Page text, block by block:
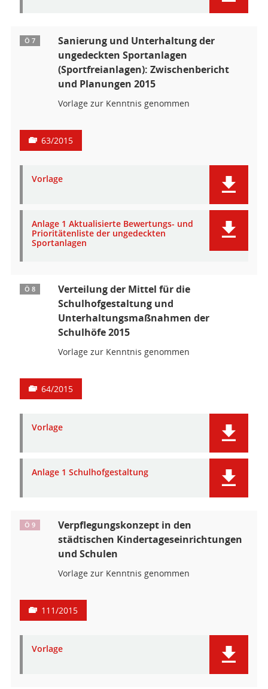
Ö 7
Sanierung und Unterhaltung der
ungedeckten Sportanlagen
(Sportfreianlagen): Zwischenbericht
und Planungen 2015
Vorlage zur Kenntnis genommen
63/2015
Vorlage
Anlage 1 Aktualisierte Bewertungs- und
Prioritätenliste der ungedeckten
Sportanlagen
Ö 8
Verteilung der Mittel für die
Schulhofgestaltung und
Unterhaltungsmaßnahmen der
Schulhöfe 2015
Vorlage zur Kenntnis genommen
64/2015
Vorlage
Anlage 1 Schulhofgestaltung
Ö 9
Verpflegungskonzept in den
städtischen Kindertageseinrichtungen
und Schulen
Vorlage zur Kenntnis genommen
111/2015
Vorlage